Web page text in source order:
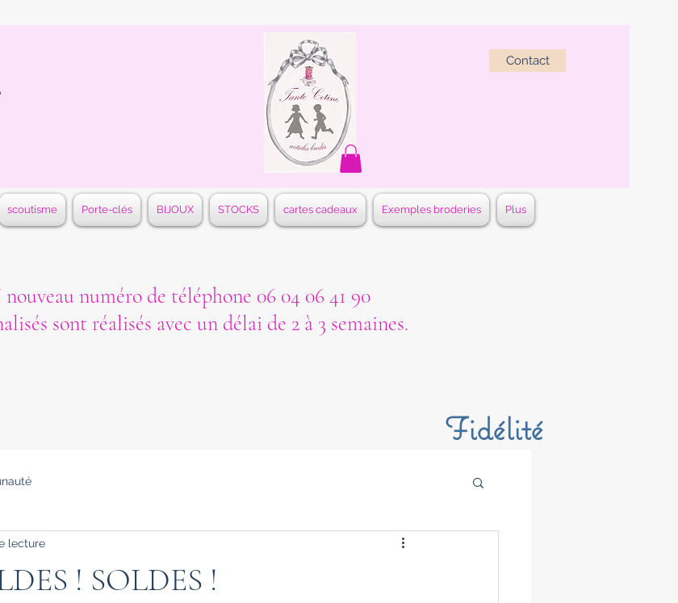
Contact
scoutisme Porte-clés BIJOUX STOCKS cartes cadeaux Exemples broderies Plus
numéro de téléphone 06 04 06 41 90
sont réalisés avec un délai de 2 à 3 semaines.
Fidélité
! SOLDES !
lecture